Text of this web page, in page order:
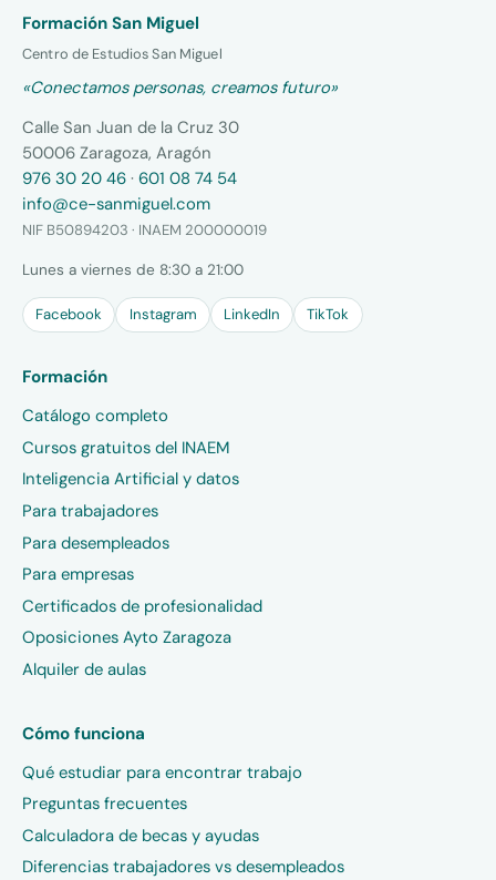
Formación San Miguel
Centro de Estudios San Miguel
«Conectamos personas, creamos futuro»
Calle San Juan de la Cruz 30
50006 Zaragoza, Aragón
976 30 20 46 · 601 08 74 54
info@ce-sanmiguel.com
NIF B50894203 · INAEM 200000019
Lunes a viernes de 8:30 a 21:00
Facebook Instagram LinkedIn TikTok
Formación
Catálogo completo
Cursos gratuitos del INAEM
Inteligencia Artificial y datos
Para trabajadores
Para desempleados
Para empresas
Certificados de profesionalidad
Oposiciones Ayto Zaragoza
Alquiler de aulas
Cómo funciona
Qué estudiar para encontrar trabajo
Preguntas frecuentes
Calculadora de becas y ayudas
Diferencias trabajadores vs desempleados